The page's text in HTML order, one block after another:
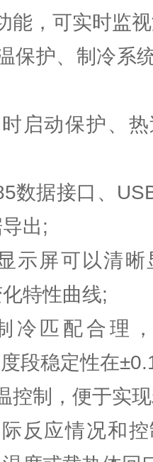
，可实时监视
护、制冷系
动保护、热
据接口、
出;
屏可以清晰
特性曲线;
匹配合理，
段稳定性在
制，便于实现
应情况和控